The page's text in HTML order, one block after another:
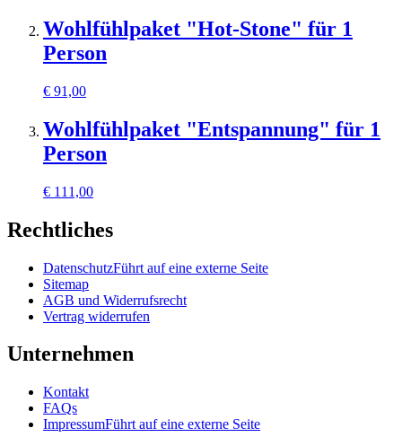
Wohlfühlpaket "Hot-Stone" für 1
Person
€ 91,00
Wohlfühlpaket "Entspannung" für 1
Person
€ 111,00
Rechtliches
DatenschutzFührt auf eine externe Seite
Sitemap
AGB und Widerrufsrecht
Vertrag widerrufen
Unternehmen
Kontakt
FAQs
ImpressumFührt auf eine externe Seite